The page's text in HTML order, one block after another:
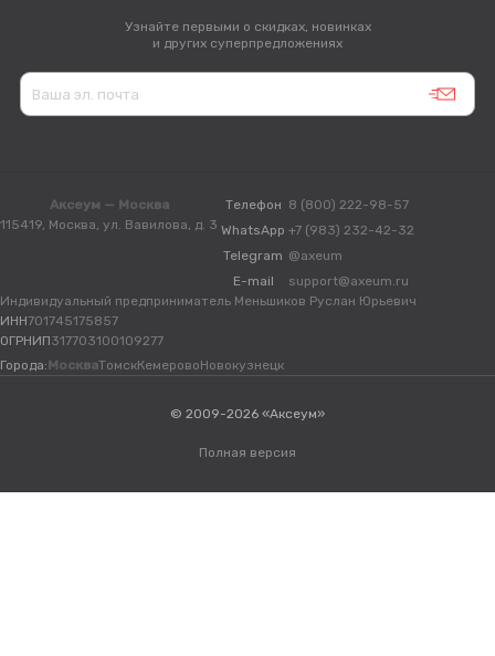
Узнайте первыми о скидках, новинках
и других суперпредложениях
Аксеум — Москва
115419, Москва, ул. Вавилова, д. 3
Телефон 8 (800) 222-98-57
WhatsApp +7 (983) 232-42-32
Telegram @axeum
E-mail
support@axeum.ru
Индивидуальный предприниматель Меньшиков Руслан Юрьевич
ИНН701745175857
ОГРНИП317703100109277
Города: МоскваТомскКемеровоНовокузнецк
© 2009-2026 «Аксеум»
Полная версия